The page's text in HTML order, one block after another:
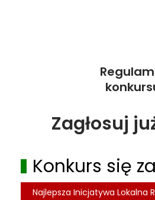
Zagłosuj
Konkurs się
Najlepsza Inicjatywa Lokalna